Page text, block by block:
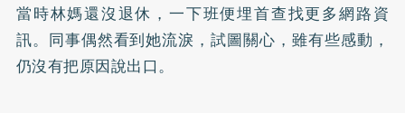
當時林媽還沒退休，一下班便埋首查找更多網路資
訊。同事偶然看到她流淚，試圖關心，雖有些感動，
仍沒有把原因說出口。